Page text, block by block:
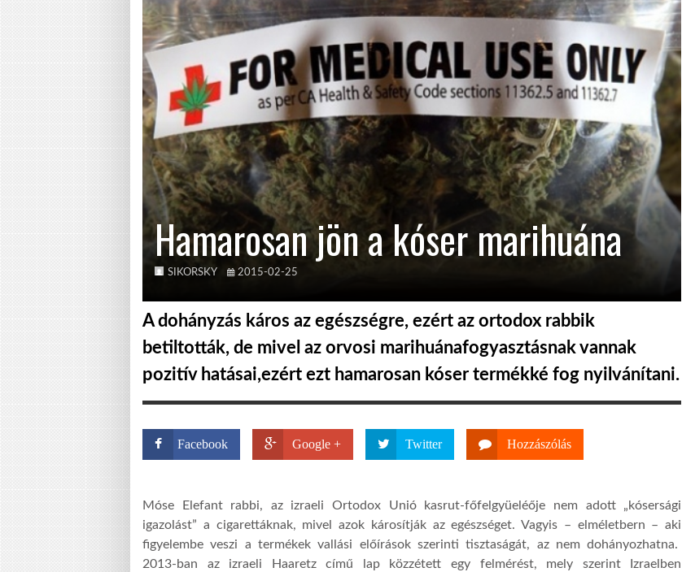
Hamarosan jön a kóser marihuána
SIKORSKY 2015-02-25
A dohányzás káros az egészségre, ezért az ortodox rabbik
betiltották, de mivel az orvosi marihuánafogyasztásnak vannak
pozitív hatásai,ezért ezt hamarosan kóser termékké fog nyilvánítani.
Facebook Google + Twitter Hozzászólás
Móse Elefant rabbi, az izraeli Ortodox Unió kasrut-főfelgyüeléője nem adott „kósersági
igazolást” a cigarettáknak, mivel azok károsítják az egészséget. Vagyis – elméletbern – aki
figyelembe veszi a termékek vallási előírások szerinti tisztaságát, az nem dohányozhatna.
2013-ban az izraeli Haaretz című lap közzétett egy felmérést, mely szerint Izraelben